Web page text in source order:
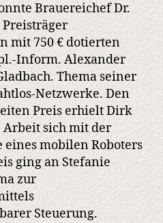
Brauereichef Dr.
mit 750 € dotierten
Inform. Alexander
Thema seiner
Netzwerke. Den
Preis erhielt Dirk
Arbeit sich mit der
mobilen Roboters
ging an Stefanie
zur
Steuerung.